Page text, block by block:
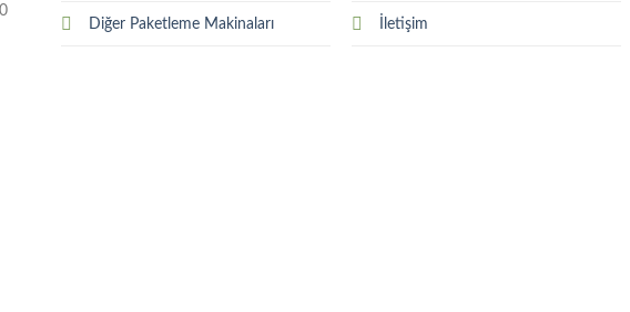
Diğer Paketleme Makinaları İletişim